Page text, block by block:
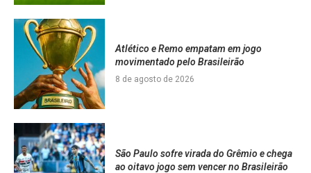
Atlético e Remo empatam em jogo
movimentado pelo Brasileirão
8 de agosto de 2026
São Paulo sofre virada do Grêmio e chega
ao oitavo jogo sem vencer no Brasileirão